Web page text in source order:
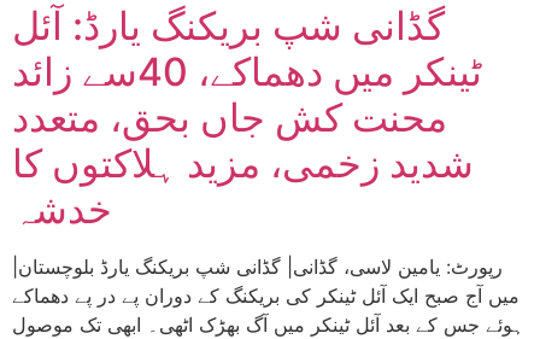
گڈانی شپ بریکنگ یارڈ: آئل
ٹینکر میں دھماکے، 40سے زائد
محنت کش جاں بحق، متعدد
شدید زخمی، مزید ہلاکتوں کا
خدشہ
میں آج صبح ایک آئل ٹینکر کی بریکنگ کے دوران پے در پے دھماکے
ہوئے جس کے بعد آئل ٹینکر میں آگ بھڑک اٹھی۔ ابھی تک موصول